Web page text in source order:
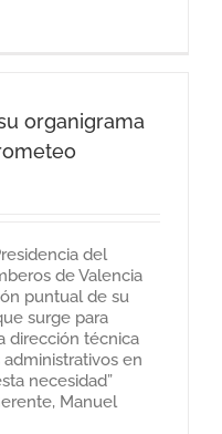
organigrama
del
de Valencia
puntual de su
surge para
dirección técnica
en
necesidad”
Manuel